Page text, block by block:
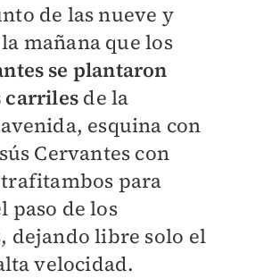
de las nueve y
mañana que los
se plantaron
carriles de la
esquina con
Cervantes con
para
paso de los
dejando libre solo el
velocidad.